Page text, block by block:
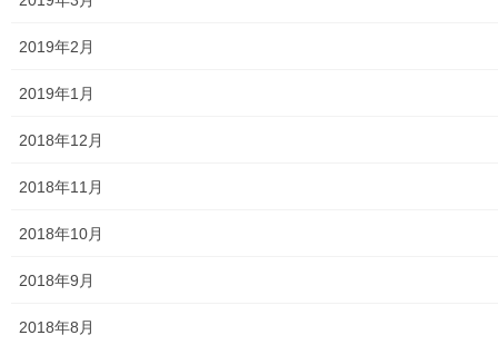
2019年2月
2019年1月
2018年12月
2018年11月
2018年10月
2018年9月
2018年8月